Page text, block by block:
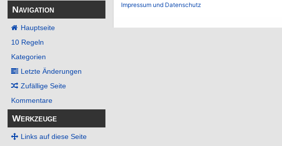
Navigation
Hauptseite
10 Regeln
Kategorien
Letzte Änderungen
Zufällige Seite
Kommentare
Werkzeuge
Links auf diese Seite
Impressum und Datenschutz